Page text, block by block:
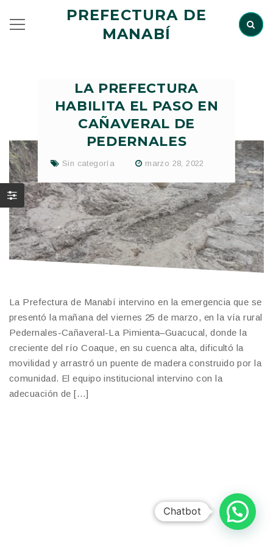
PREFECTURA DE
MANABÍ
LA PREFECTURA
HABILITA EL PASO EN
CAÑAVERAL DE
PEDERNALES
Sin categoría marzo 28, 2022
La Prefectura de Manabí intervino en la emergencia que se
presentó la mañana del viernes 25 de marzo, en la vía rural
Pedernales-Cañaveral-La Pimienta–Guacucal, donde la
creciente del río Coaque, en su cuenca alta, dificultó la
movilidad y arrastró un puente de madera construido por la
comunidad. El equipo institucional intervino con la
adecuación de […]
Chatbot